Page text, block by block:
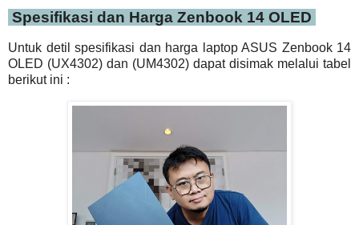
Spesifikasi dan Harga Zenbook 14 OLED
Untuk detil spesifikasi dan harga laptop ASUS Zenbook 14
OLED (UX4302) dan (UM4302) dapat disimak melalui tabel
berikut ini :